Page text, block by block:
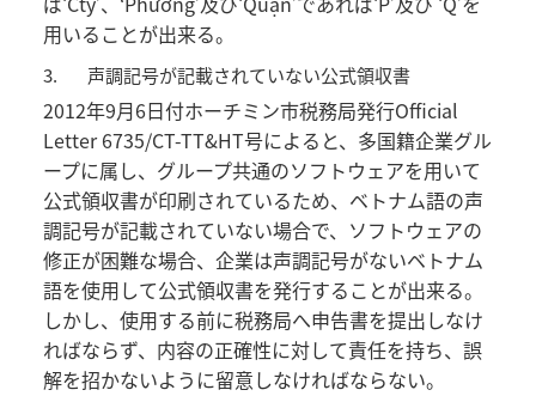
用いることが出来る。
3. 声調記号が記載されていない公式領収書
2012年9月6日付ホーチミン市税務局発行Official
Letter 6735/CT-TT&HT号によると、多国籍企業グル
ープに属し、グループ共通のソフトウェアを用いて
公式領収書が印刷されているため、ベトナム語の声
調記号が記載されていない場合で、ソフトウェアの
修正が困難な場合、企業は声調記号がないベトナム
語を使用して公式領収書を発行することが出来る。
しかし、使用する前に税務局へ申告書を提出しなけ
ればならず、内容の正確性に対して責任を持ち、誤
解を招かないように留意しなければならない。